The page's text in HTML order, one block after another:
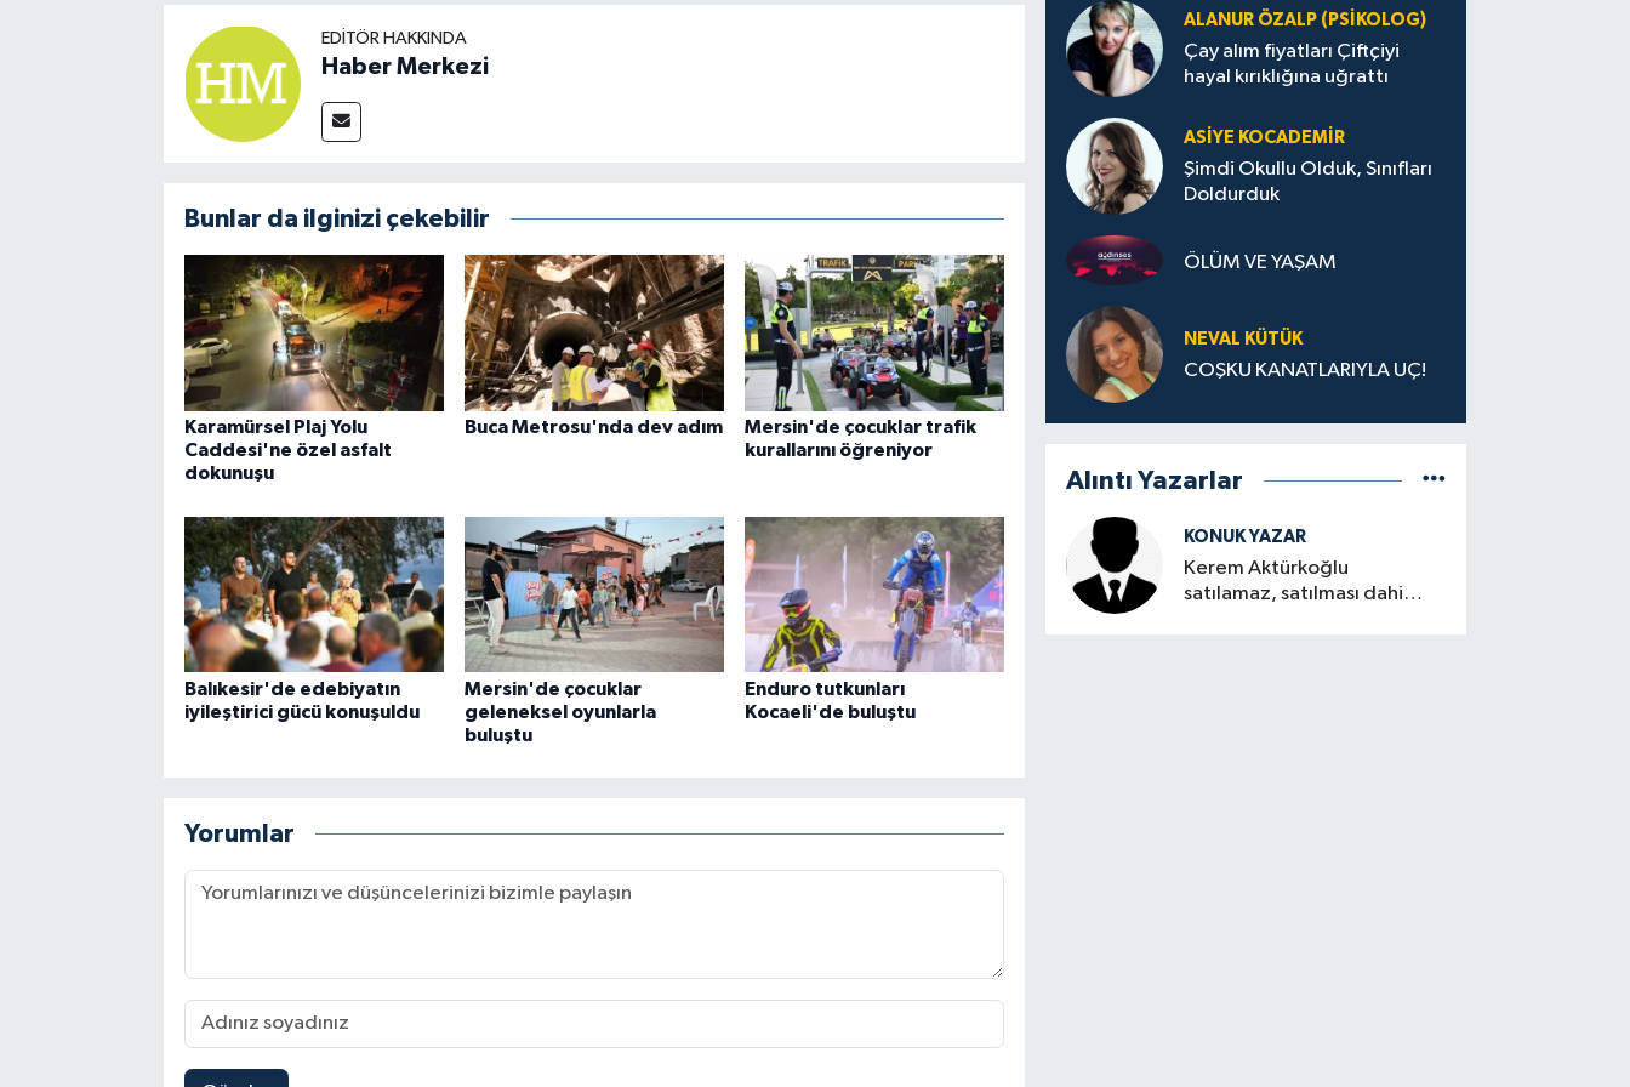
EDITÖR HAKKINDA
Haber Merkezi
Bunlar da ilginizi çekebilir
Karamürsel Plaj Yolu
Caddesi'ne özel asfalt
dokunuşu
Buca Metrosu'nda dev adım
Mersin'de çocuklar trafik
kurallarını öğreniyor
Balıkesir'de edebiyatın
iyileştirici gücü konuşuldu
Mersin'de çocuklar
geleneksel oyunlarla
buluştu
Enduro tutkunları
Kocaeli'de buluştu
Yorumlar
ALANUR ÖZALP (PSIKOLOG)
Çay alım fiyatları Çiftçiyi
hayal kırıklığına uğrattı
ASIYE KOCADEMİR
Şimdi Okullu Olduk, Sınıfları
Doldurduk
ÖLÜM VE YAŞAM
NEVAL KÜTÜK
COŞKU KANATLARIYLA UÇ!
Alıntı Yazarlar
KONUK YAZAR
Kerem Aktürkoğlu
satılamaz, satılması dahi